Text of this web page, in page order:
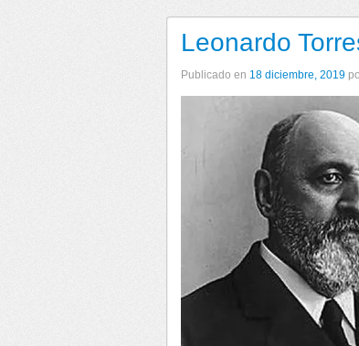
Leonardo
Publicado en 18 diciembre, 2019